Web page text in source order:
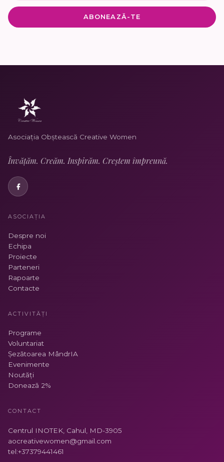
Asociația Obștească Creative Women
Învățăm. Creăm. Inspirăm. Creștem împreună.
ASOCIAȚIA
Despre noi
Echipa
Proiecte
Parteneri
Rapoarte
Contacte
ACTIVITĂȚI
Programe
Voluntariat
Șezătoarea MândrIA
Evenimente
Noutăți
Donează 2%
CONTACT
Centrul INOTEK, Cahul, MD-3905
aocreativewomen@gmail.com
tel:+37379441461